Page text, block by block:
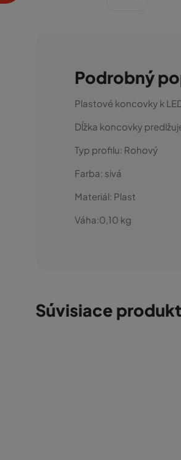
Podrobný
Plastové koncovky k
Dĺžka koncovky
Typ profilu: Rohový
Farba: sivá
Materiál: Plast
Váha:0,10 kg
Súvisiace